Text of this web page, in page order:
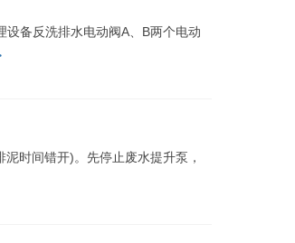
备反洗排水电动阀A、B两个电动
时间错开)。先停止废水提升泵，